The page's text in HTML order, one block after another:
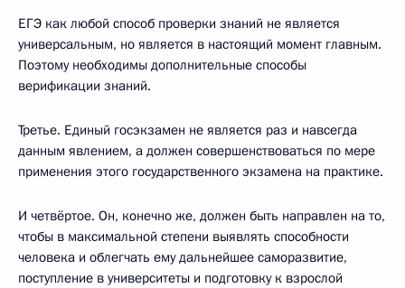
ЕГЭ как любой способ проверки знаний не является
универсальным, но является в настоящий момент главным.
Поэтому необходимы дополнительные способы
верификации знаний.
Третье. Единый госэкзамен не является раз и навсегда
данным явлением, а должен совершенствоваться по мере
применения этого государственного экзамена на практике.
И четвёртое. Он, конечно же, должен быть направлен на то,
чтобы в максимальной степени выявлять способности
человека и облегчать ему дальнейшее саморазвитие,
поступление в университеты и подготовку к взрослой